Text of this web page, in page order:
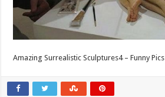
Amazing Surrealistic Sculptures4 – Funny Pics